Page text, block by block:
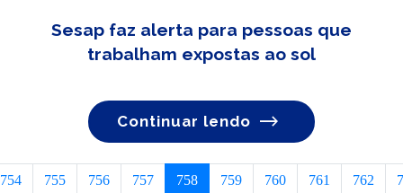
Sesap faz alerta para pessoas que
trabalham expostas ao sol
Continuar lendo
754 755 756 757 758 759 760 761 762